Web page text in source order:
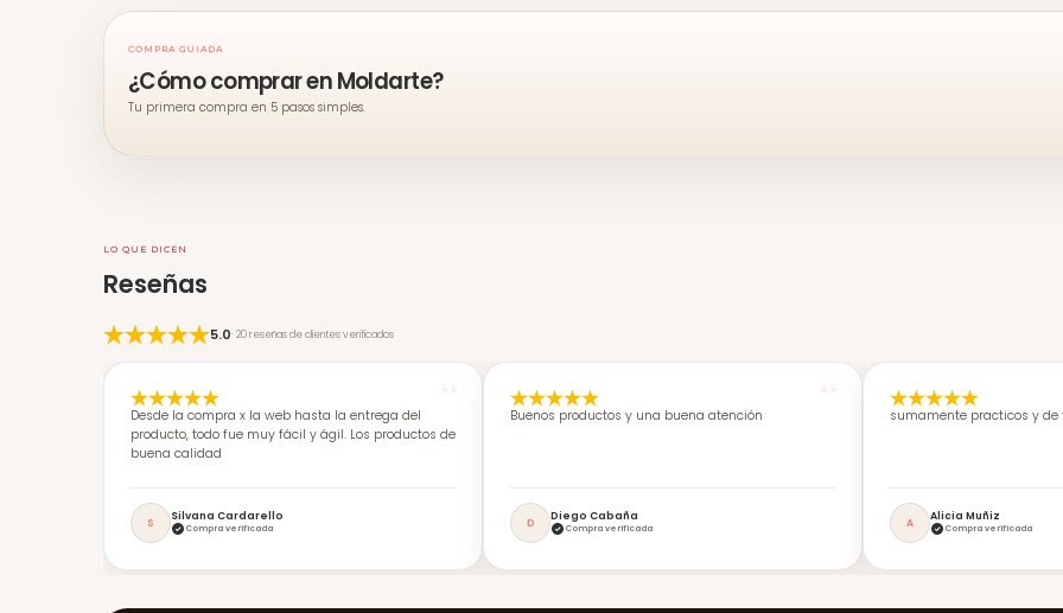
COMPRA GUIADA
¿Cómo comprar en Moldarte?
Tu primera compra en 5 pasos simples.
LO QUE DICEN
Reseñas
5.0· 20 reseñas de clientes verificados
Desde la compra x la web hasta la entrega del
producto, todo fue muy fácil y ágil. Los productos de
buena calidad
S Silvana Cardarello
Compra verificada
Buenos productos y una buena atención
D Diego Cabaña
Compra verificada
sumamente practicos y de
A Alicia Muñiz
Compra verificada